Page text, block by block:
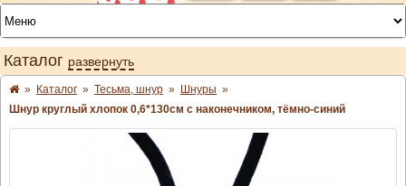
Каталог развернуть
» Каталог » Тесьма, шнур » Шнуры »
Шнур круглый хлопок 0,6*130см с наконечником, тёмно-синий